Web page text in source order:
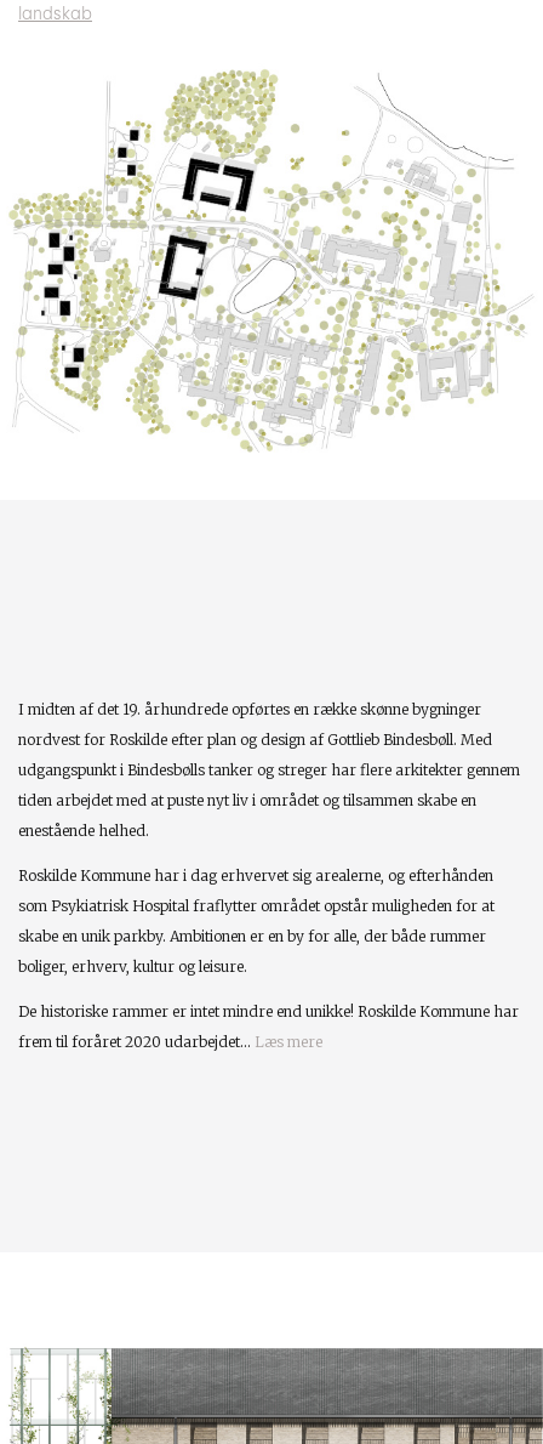
landskab
I midten af det 19. århundrede opførtes en række skønne bygninger
nordvest for Roskilde efter plan og design af Gottlieb Bindesbøll. Med
udgangspunkt i Bindesbølls tanker og streger har flere arkitekter gennem
tiden arbejdet med at puste nyt liv i området og tilsammen skabe en
enestående helhed.
Roskilde Kommune har i dag erhvervet sig arealerne, og efterhånden
som Psykiatrisk Hospital fraflytter området opstår muligheden for at
skabe en unik parkby. Ambitionen er en by for alle, der både rummer
boliger, erhverv, kultur og leisure.
De historiske rammer er intet mindre end unikke! Roskilde Kommune har
frem til foråret 2020 udarbejdet... Læs mere